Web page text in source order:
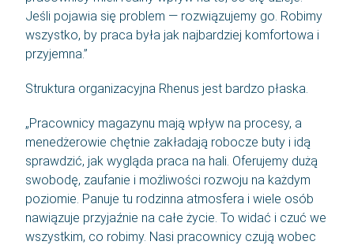
Jeśli pojawia się problem — rozwiązujemy go. Robimy
wszystko, by praca była jak najbardziej komfortowa i
przyjemna.”
Struktura organizacyjna Rhenus jest bardzo płaska.
„Pracownicy magazynu mają wpływ na procesy, a
menedżerowie chętnie zakładają robocze buty i idą
sprawdzić, jak wygląda praca na hali. Oferujemy dużą
swobodę, zaufanie i możliwości rozwoju na każdym
poziomie. Panuje tu rodzinna atmosfera i wiele osób
nawiązuje przyjaźnie na całe życie. To widać i czuć we
wszystkim, co robimy. Nasi pracownicy czują wobec